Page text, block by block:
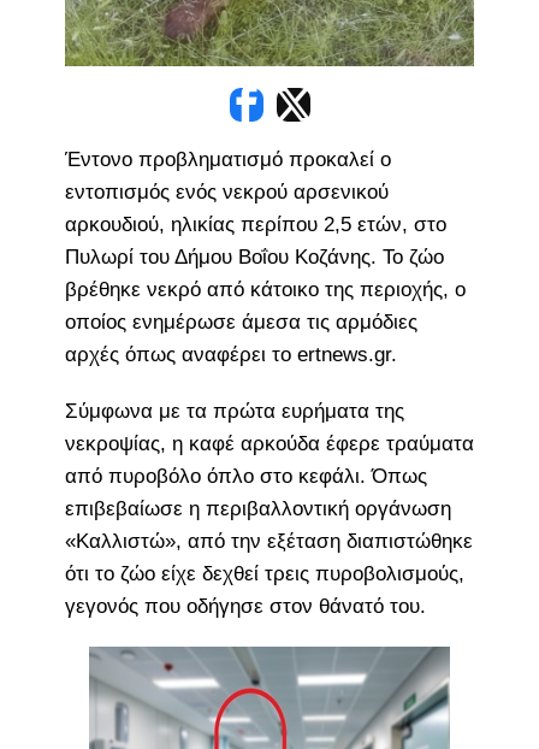
Έντονο προβληματισμό προκαλεί ο
εντοπισμός ενός νεκρού αρσενικού
αρκουδιού, ηλικίας περίπου 2,5 ετών, στο
Πυλωρί του Δήμου Βοΐου Κοζάνης. Το ζώο
βρέθηκε νεκρό από κάτοικο της περιοχής, ο
οποίος ενημέρωσε άμεσα τις αρμόδιες
αρχές όπως αναφέρει το ertnews.gr.
Σύμφωνα με τα πρώτα ευρήματα της
νεκροψίας, η καφέ αρκούδα έφερε τραύματα
από πυροβόλο όπλο στο κεφάλι. Όπως
επιβεβαίωσε η περιβαλλοντική οργάνωση
«Καλλιστώ», από την εξέταση διαπιστώθηκε
ότι το ζώο είχε δεχθεί τρεις πυροβολισμούς,
γεγονός που οδήγησε στον θάνατό του.